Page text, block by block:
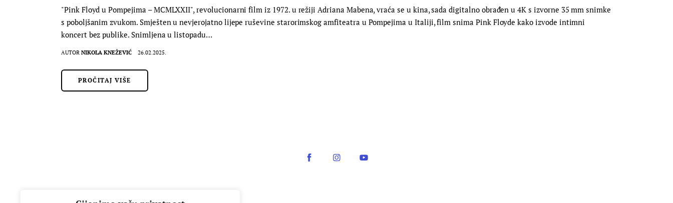
"Pink Floyd u Pompejima – MCMLXXII", revolucionarni film iz 1972. u režiji Adriana Mabena, vraća se u kina, sada digitalno obrađen u 4K s izvorne 35 mm snimke
s poboljšanim zvukom. Smješten u nevjerojatno lijepe ruševine starorimskog amfiteatra u Pompejima u Italiji, film snima Pink Floyde kako izvode intimni
koncert bez publike. Snimljena u listopadu…
AUTOR NIKOLA KNEŽEVIĆ 26.02.2025.
PROČITAJ VIŠE